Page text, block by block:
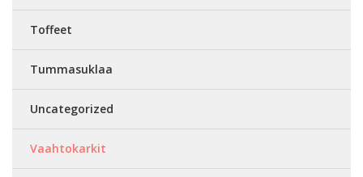
Toffeet
Tummasuklaa
Uncategorized
Vaahtokarkit